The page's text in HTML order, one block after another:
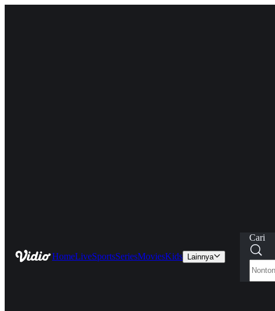
HomeLiveSportsSeriesMoviesKids Lainnya
Cari